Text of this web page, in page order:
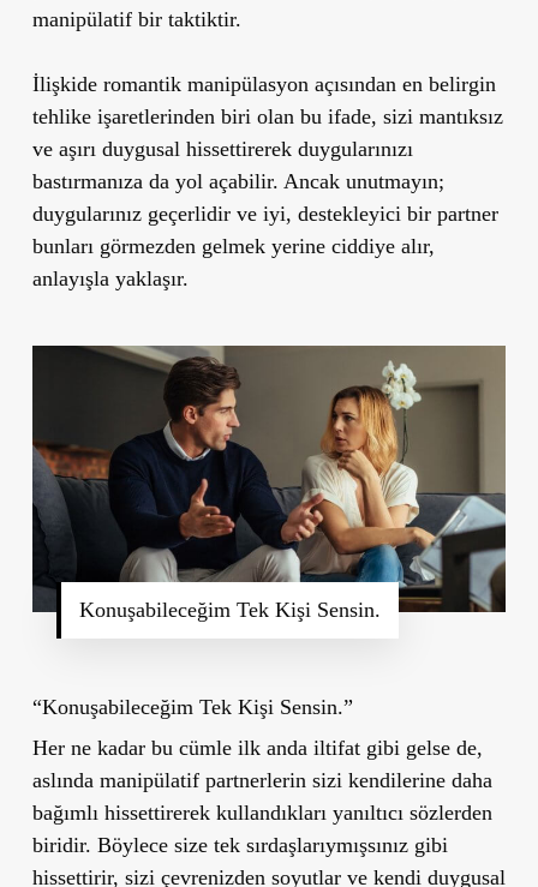
manipülatif bir taktiktir.
İlişkide romantik manipülasyon açısından en belirgin
tehlike işaretlerinden biri olan bu ifade, sizi mantıksız
ve aşırı duygusal hissettirerek duygularınızı
bastırmanıza da yol açabilir. Ancak unutmayın;
duygularınız geçerlidir ve iyi, destekleyici bir partner
bunları görmezden gelmek yerine ciddiye alır,
anlayışla yaklaşır.
Konuşabileceğim Tek Kişi Sensin.
“Konuşabileceğim Tek Kişi Sensin.”
Her ne kadar bu cümle ilk anda iltifat gibi gelse de,
aslında manipülatif partnerlerin sizi kendilerine daha
bağımlı hissettirerek kullandıkları yanıltıcı sözlerden
biridir. Böylece size tek sırdaşlarıymışsınız gibi
hissettirir, sizi çevrenizden soyutlar ve kendi duygusal